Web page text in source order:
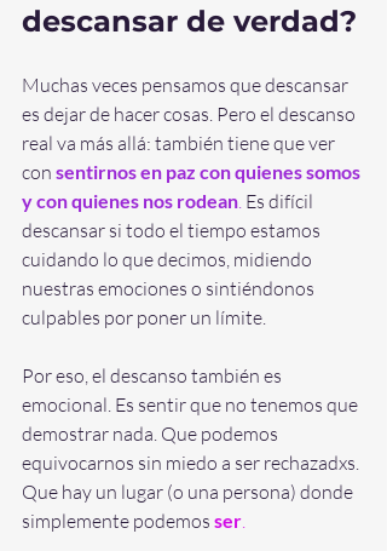
descansar de verdad?
Muchas veces pensamos que descansar
es dejar de hacer cosas. Pero el descanso
real va más allá: también tiene que ver
con sentirnos en paz con quienes somos
y con quienes nos rodean. Es difícil
descansar si todo el tiempo estamos
cuidando lo que decimos, midiendo
nuestras emociones o sintiéndonos
culpables por poner un límite.
Por eso, el descanso también es
emocional. Es sentir que no tenemos que
demostrar nada. Que podemos
equivocarnos sin miedo a ser rechazadxs.
Que hay un lugar (o una persona) donde
simplemente podemos ser.